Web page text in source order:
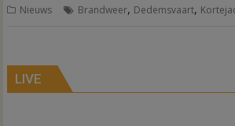
Nieuws Brandweer, Dedemsvaart,
LIVE